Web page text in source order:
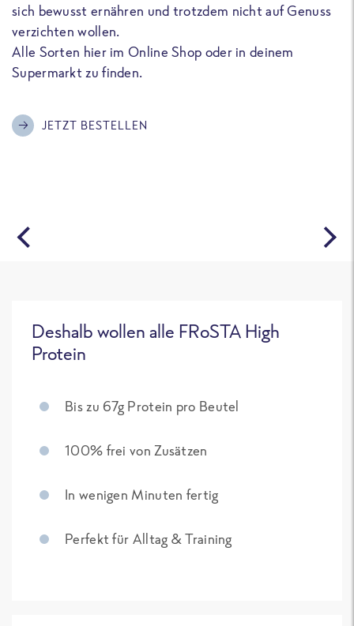
sich bewusst ernähren und trotzdem nicht auf Genuss
verzichten wollen.
Alle Sorten hier im Online Shop oder in deinem
Supermarkt zu finden.
JETZT BESTELLEN
Deshalb wollen alle FRoSTA High
Protein
Bis zu 67g Protein pro Beutel
100% frei von Zusätzen
In wenigen Minuten fertig
Perfekt für Alltag & Training